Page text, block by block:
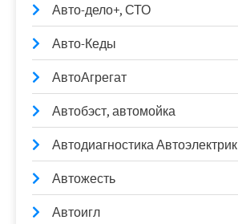
Авто-дело+, СТО
Авто-Кеды
АвтоАгрегат
Автобэст, автомойка
Автодиагностика Автоэлектрик
Автожесть
Автоигл